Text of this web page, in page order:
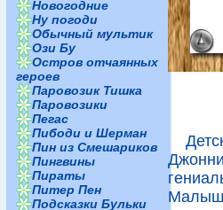
Новогодние
Ну погоди
Обычный мультик
Ози Бу
Остров отчаянных
героев
Паровозик Тишка
Паровозики
Пегас
Пибоди и Шерман
Пин из Смешариков
Пингвины
Пираты
Питер Пен
Подсказки Бульки